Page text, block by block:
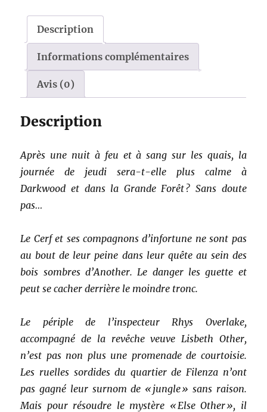
(HF3)Description
Informations complémentaires
Avis (0)
Description
Après une nuit à feu et à sang sur les quais, la
journée de jeudi sera-t-elle plus calme à
Darkwood et dans la Grande Forêt ? Sans doute
pas…
Le Cerf et ses compagnons d’infortune ne sont pas
au bout de leur peine dans leur quête au sein des
bois sombres d’Another. Le danger les guette et
peut se cacher derrière le moindre tronc.
Le périple de l’inspecteur Rhys Overlake,
accompagné de la revêche veuve Lisbeth Other,
n’est pas non plus une promenade de courtoisie.
Les ruelles sordides du quartier de Filenza n’ont
pas gagné leur surnom de « jungle » sans raison.
Mais pour résoudre le mystère « Else Other », il